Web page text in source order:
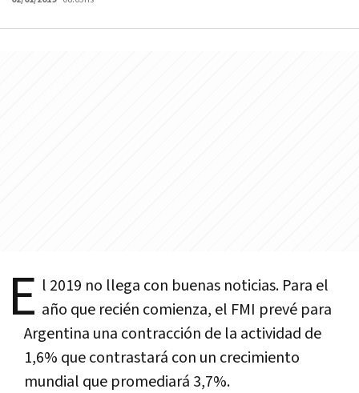
E l 2019 no llega con buenas noticias. Para el
año que recién comienza, el FMI prevé para
Argentina una contracción de la actividad de
1,6% que contrastará con un crecimiento
mundial que promediará 3,7%.